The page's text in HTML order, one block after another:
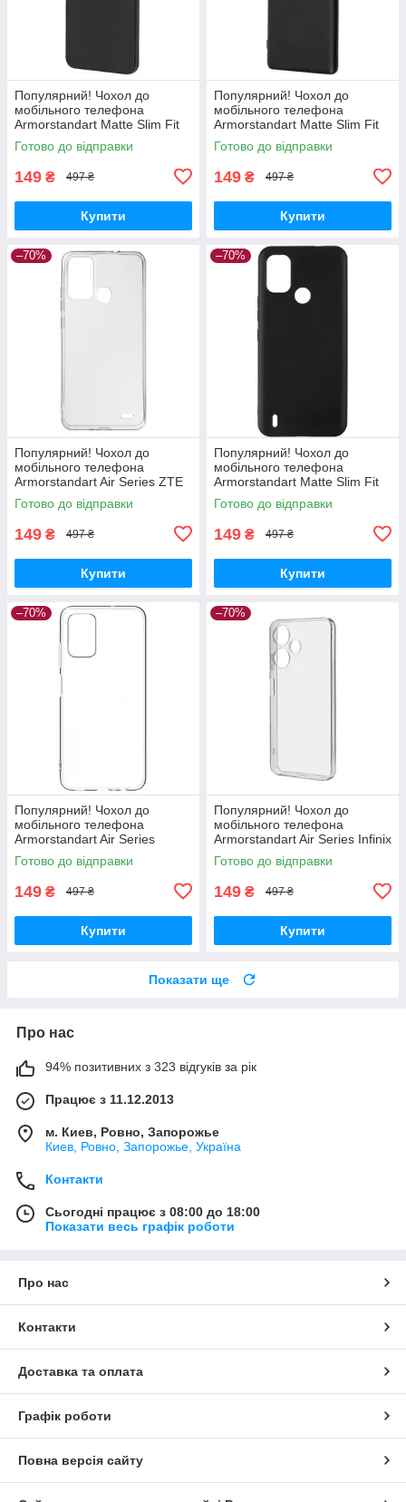
Популярний! Чохол до
мобільного телефона
Armorstandart Matte Slim Fit
Honor X8a Camera cover
Black (ARM69397) - Краща
Готово до відправки
149 ₴ 497 ₴
Купити
Популярний! Чохол до
мобільного телефона
Armorstandart Matte Slim Fit
Honor Magic5 Lite Camera
cover Black (ARM69395) -
Готово до відправки
149 ₴ 497 ₴
Купити
–70%
Популярний! Чохол до
мобільного телефона
Armorstandart Air Series ZTE
Blade A52 Transparent
(ARM63123) - Краща якість
Готово до відправки
149 ₴ 497 ₴
Купити
–70%
Популярний! Чохол до
мобільного телефона
Armorstandart Matte Slim Fit
Nokia С21 Plus Black
(ARM62194) - Краща якість
Готово до відправки
149 ₴ 497 ₴
Купити
–70%
Популярний! Чохол до
мобільного телефона
Armorstandart Air Series
Samsung A03s (A037)
Transparent (ARM59784) -
Готово до відправки
149 ₴ 497 ₴
Купити
–70%
Популярний! Чохол до
мобільного телефона
Armorstandart Air Series Infinix
Hot 30i (X669) / Hot 30i NFC
(X669D) Camera cover
Готово до відправки
149 ₴ 497 ₴
Купити
Показати ще
Про нас
94% позитивних з 323 відгуків за рік
Працює з 11.12.2013
м. Киев, Ровно, Запорожье
Киев, Ровно, Запорожье, Україна
Контакти
Сьогодні працює з 08:00 до 18:00
Показати весь графік роботи
Про нас
Контакти
Доставка та оплата
Графік роботи
Повна версія сайту